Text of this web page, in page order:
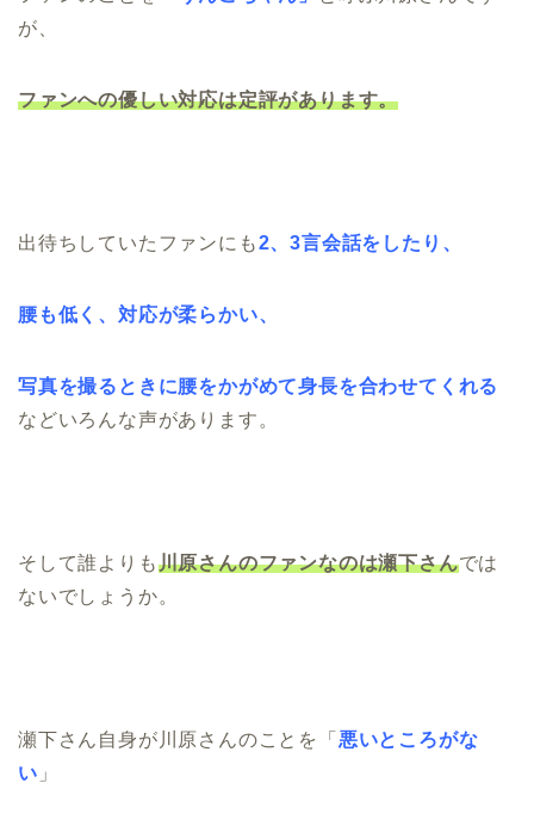
が、
ファンへの優しい対応は定評があります。
出待ちしていたファンにも2、3言会話をしたり、
腰も低く、対応が柔らかい、
写真を撮るときに腰をかがめて身長を合わせてくれる
などいろんな声があります。
そして誰よりも川原さんのファンなのは瀬下さんでは
ないでしょうか。
瀬下さん自身が川原さんのことを「 悪いところがな
い 」